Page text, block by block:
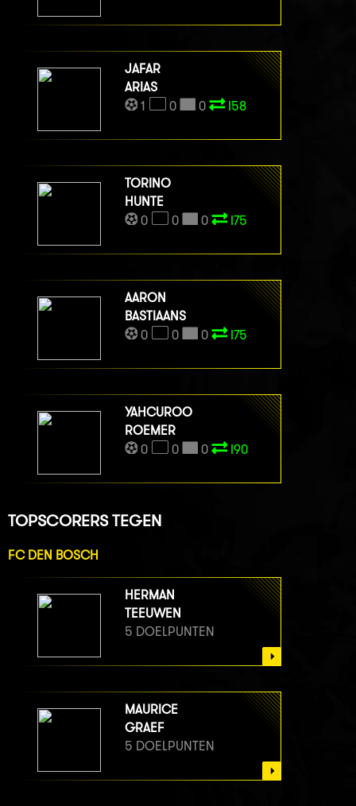
JAFAR
ARIAS
1
0 0 I58
TORINO
HUNTE
0
0 0 I75
AARON
BASTIAANS
0
0 0 I75
YAHCUROO
ROEMER
0
0 0 I90
TOPSCORERS TEGEN
FC DEN BOSCH
HERMAN
TEEUWEN
5 DOELPUNTEN
MAURICE
GRAEF
5 DOELPUNTEN